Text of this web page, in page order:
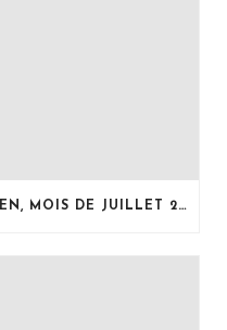
LE BULLETIN DU PHARMACIEN, MOIS DE JUILLET 2026